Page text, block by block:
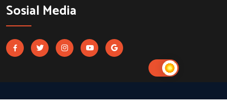
Sosial Media